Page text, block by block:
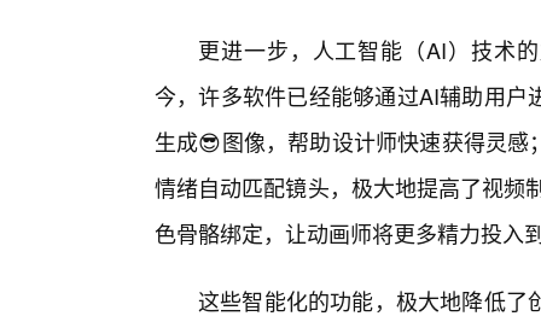
更进一步，人工智能（AI）技术
今，许多软件已经能够通过AI辅助用
生成😎图像，帮助设计师快速获得灵
情绪自动匹配镜头，极大地提高了视频
色骨骼绑定，让动画师将更多精力投入
这些智能化的功能，极大地降低了